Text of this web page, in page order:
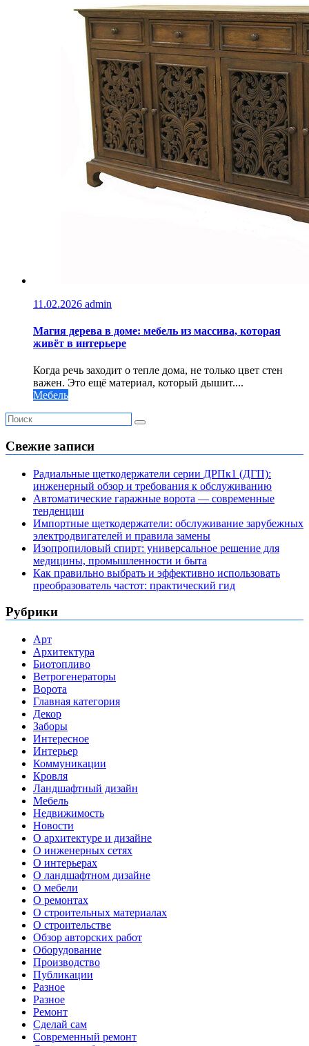
11.02.2026 admin
Магия дерева в доме: мебель из массива, которая
живёт в интерьере
Когда речь заходит о тепле дома, не только цвет стен
важен. Это ещё материал, который дышит....
Мебель
Свежие записи
Радиальные щеткодержатели серии ДРПк1 (ДГП):
инженерный обзор и требования к обслуживанию
Автоматические гаражные ворота — современные
тенденции
Импортные щеткодержатели: обслуживание зарубежных
электродвигателей и правила замены
Изопропиловый спирт: универсальное решение для
медицины, промышленности и быта
Как правильно выбрать и эффективно использовать
преобразователь частот: практический гид
Рубрики
Арт
Архитектура
Биотопливо
Ветрогенераторы
Ворота
Главная категория
Декор
Заборы
Интересное
Интерьер
Коммуникации
Кровля
Ландшафтный дизайн
Мебель
Недвижимость
Новости
О архитектуре и дизайне
О инженерных сетях
О интерьерах
О ландшафтном дизайне
О мебели
О ремонтах
О строительных материалах
О строительстве
Обзор авторских работ
Оборудование
Производство
Публикации
Разное
Разное
Ремонт
Сделай сам
Современный ремонт